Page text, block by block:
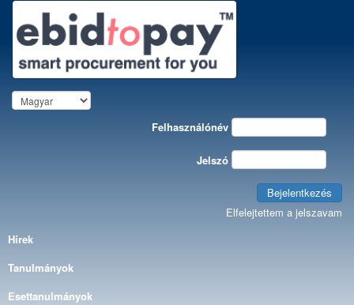
Felhasználónév
Jelszó
Bejelentkezés
Elfelejtettem a jelszavam
Hírek
Tanulmányok
Esettanulmányok